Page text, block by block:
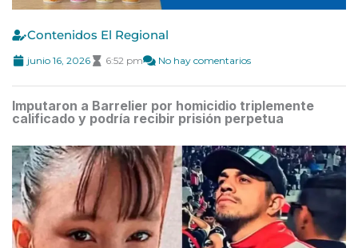
Contenidos El Regional
junio 16, 2026 6:52 pm No hay comentarios
Imputaron a Barrelier por homicidio triplemente
calificado y podría recibir prisión perpetua